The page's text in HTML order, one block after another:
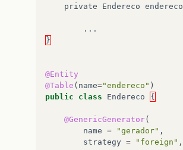
private
Endereco endereco
...
}
@Entity
@Table ( name="endereco" )
public
class Endereco {
@GenericGenerator(
name = "gerador" ,
strategy = "foreign" ,